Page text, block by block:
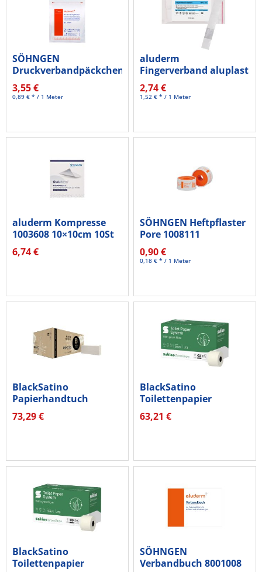
SÖHNGEN
Druckverbandpäckchen
Spezial 1002001
3,55 €
0,89 € * / 1 Meter
aluderm
Fingerverband aluplast
1009192 18x2cm...
2,74 €
1,52 € * / 1 Meter
aluderm Kompresse
1003608 10×10cm 10St
6,74 €
SÖHNGEN Heftpflaster
Pore 1008111
2,5cmx5m
0,90 €
0,18 € * / 1 Meter
BlackSatino
Papierhandtuch
GreenGrow 275890
2lg...
73,29 €
BlackSatino
Toilettenpapier
GreenGrow 314680...
63,21 €
BlackSatino
Toilettenpapier
SÖHNGEN
Verbandbuch 8001008